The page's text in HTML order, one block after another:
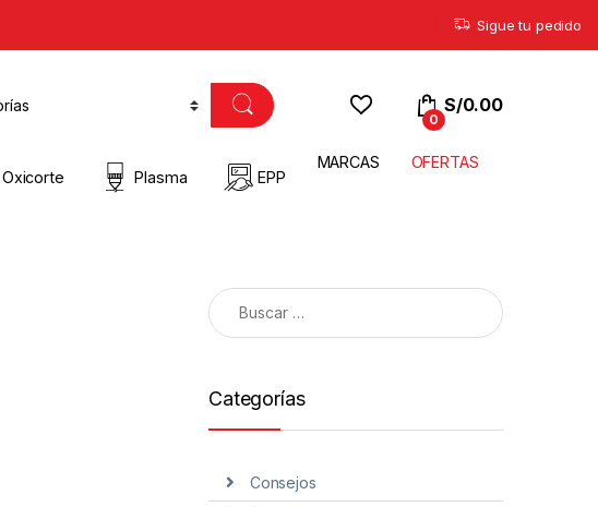
Sigue tu pedido
0
S/0.00
Oxicorte Plasma EPP
MARCAS OFERTAS
Categorías
Consejos